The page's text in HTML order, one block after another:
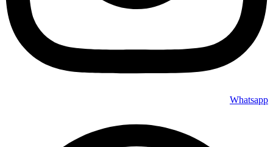
Whatsapp